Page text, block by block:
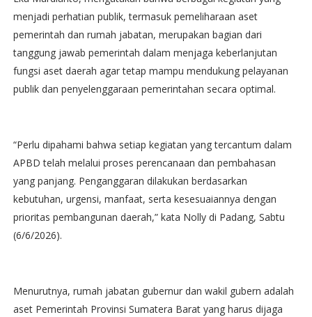
menjadi perhatian publik, termasuk pemeliharaan aset
pemerintah dan rumah jabatan, merupakan bagian dari
tanggung jawab pemerintah dalam menjaga keberlanjutan
fungsi aset daerah agar tetap mampu mendukung pelayanan
publik dan penyelenggaraan pemerintahan secara optimal.
“Perlu dipahami bahwa setiap kegiatan yang tercantum dalam
APBD telah melalui proses perencanaan dan pembahasan
yang panjang. Penganggaran dilakukan berdasarkan
kebutuhan, urgensi, manfaat, serta kesesuaiannya dengan
prioritas pembangunan daerah,” kata Nolly di Padang, Sabtu
(6/6/2026).
Menurutnya, rumah jabatan gubernur dan wakil gubern adalah
aset Pemerintah Provinsi Sumatera Barat yang harus dijaga